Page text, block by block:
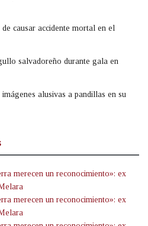
causar accidente mortal en el
salvadoreño durante gala en
alusivas a pandillas en su
merecen un reconocimiento»: ex
merecen un reconocimiento»: ex